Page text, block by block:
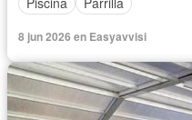
8 jun 2026 en Easyavvisi